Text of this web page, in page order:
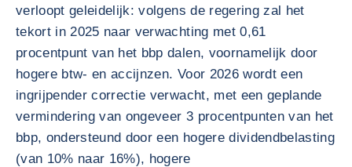
verloopt geleidelijk: volgens de regering zal het
tekort in 2025 naar verwachting met 0,61
procentpunt van het bbp dalen, voornamelijk door
hogere btw- en accijnzen. Voor 2026 wordt een
ingrijpender correctie verwacht, met een geplande
vermindering van ongeveer 3 procentpunten van het
bbp, ondersteund door een hogere dividendbelasting
(van 10% naar 16%), hogere